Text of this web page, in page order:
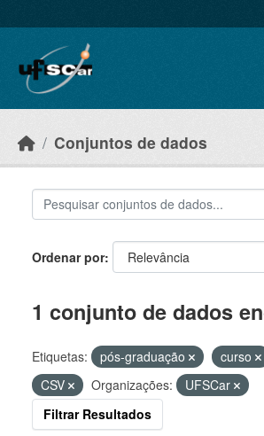
Conjuntos de dados
Ordenar por
1 conjunto de dados
Etiquetas: pós-graduação curso
CSV
Organizações:
UFSCar
Filtrar Resultados